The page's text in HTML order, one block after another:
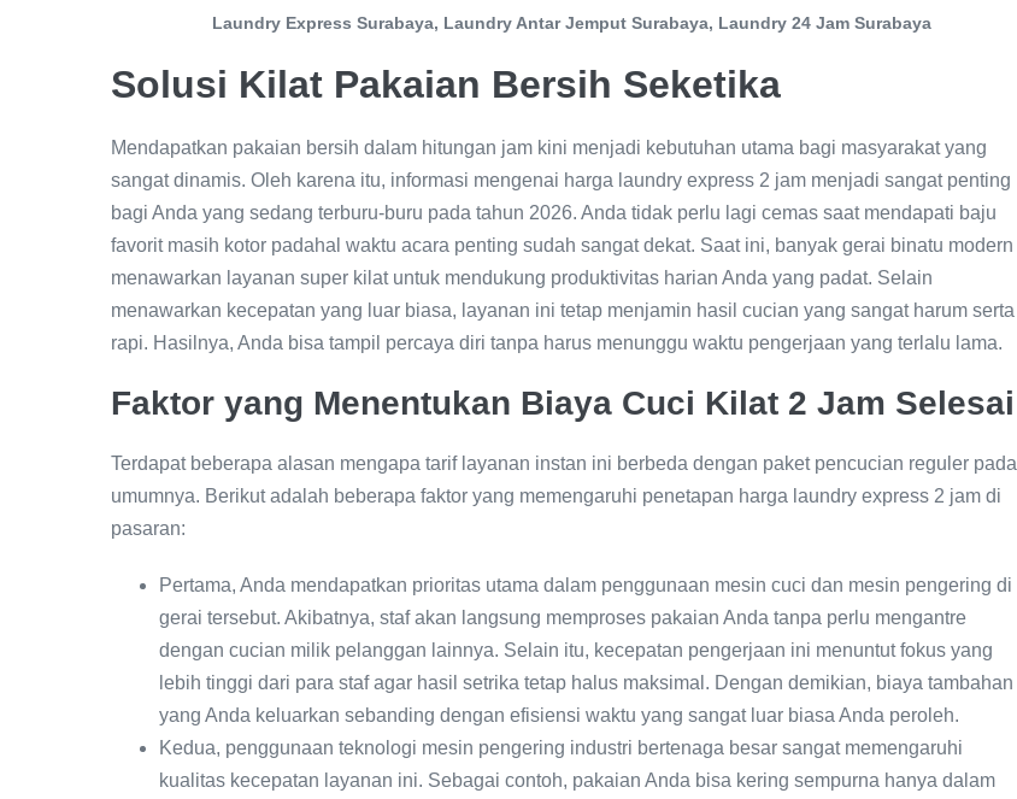
Laundry Express Surabaya, Laundry Antar Jemput Surabaya, Laundry 24 Jam Surabaya
Solusi Kilat Pakaian Bersih Seketika
Mendapatkan pakaian bersih dalam hitungan jam kini menjadi kebutuhan utama bagi masyarakat yang
sangat dinamis. Oleh karena itu, informasi mengenai harga laundry express 2 jam menjadi sangat penting
bagi Anda yang sedang terburu-buru pada tahun 2026. Anda tidak perlu lagi cemas saat mendapati baju
favorit masih kotor padahal waktu acara penting sudah sangat dekat. Saat ini, banyak gerai binatu modern
menawarkan layanan super kilat untuk mendukung produktivitas harian Anda yang padat. Selain
menawarkan kecepatan yang luar biasa, layanan ini tetap menjamin hasil cucian yang sangat harum serta
rapi. Hasilnya, Anda bisa tampil percaya diri tanpa harus menunggu waktu pengerjaan yang terlalu lama.
Faktor yang Menentukan Biaya Cuci Kilat 2 Jam Selesai
Terdapat beberapa alasan mengapa tarif layanan instan ini berbeda dengan paket pencucian reguler pada
umumnya. Berikut adalah beberapa faktor yang memengaruhi penetapan harga laundry express 2 jam di
pasaran:
Pertama, Anda mendapatkan prioritas utama dalam penggunaan mesin cuci dan mesin pengering di
gerai tersebut. Akibatnya, staf akan langsung memproses pakaian Anda tanpa perlu mengantre
dengan cucian milik pelanggan lainnya. Selain itu, kecepatan pengerjaan ini menuntut fokus yang
lebih tinggi dari para staf agar hasil setrika tetap halus maksimal. Dengan demikian, biaya tambahan
yang Anda keluarkan sebanding dengan efisiensi waktu yang sangat luar biasa Anda peroleh.
Kedua, penggunaan teknologi mesin pengering industri bertenaga besar sangat memengaruhi
kualitas kecepatan layanan ini. Sebagai contoh, pakaian Anda bisa kering sempurna hanya dalam